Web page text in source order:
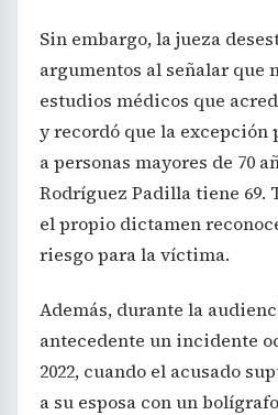
Sin embargo, la jueza
argumentos al señalar que
estudios médicos que
y recordó que la excepción
a personas mayores de 70
Rodríguez Padilla tiene 69.
el propio dictamen
riesgo para la víctima.
Además, durante la
antecedente un incidente
2022, cuando el acusado
a su esposa con un